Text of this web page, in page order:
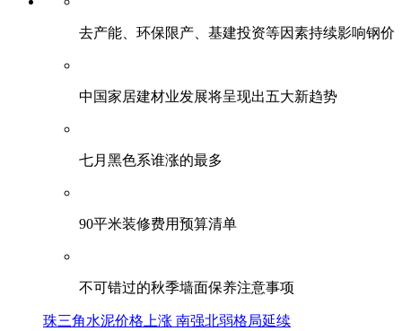
去产能、环保限产、基建投资等因素持续影响钢价
中国家居建材业发展将呈现出五大新趋势
七月黑色系谁涨的最多
90平米装修费用预算清单
不可错过的秋季墙面保养注意事项
珠三角水泥价格上涨 南强北弱格局延续